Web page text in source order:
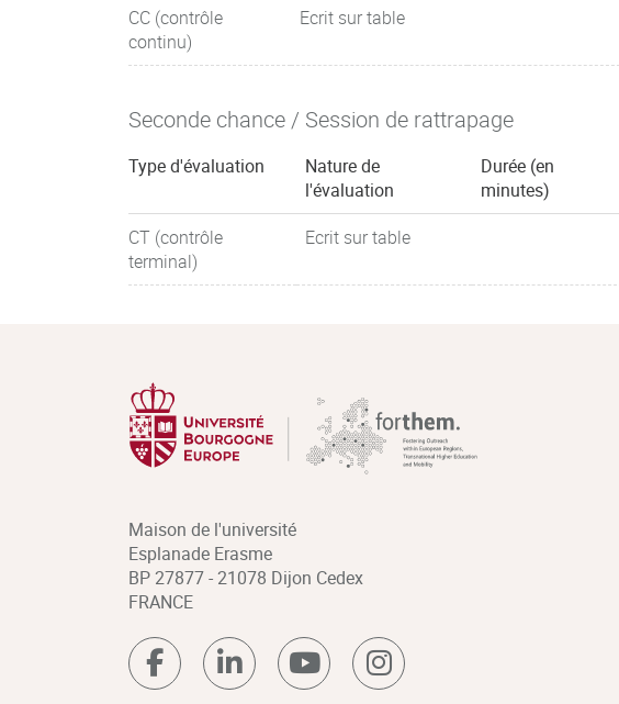
CC (contrôle
continu)
Ecrit sur table
Seconde chance / Session de rattrapage
Type d'évaluation
Nature de
l'évaluation
Durée (en
minutes)
CT (contrôle
terminal)
Ecrit sur table
Maison de l'université
Esplanade Erasme
BP 27877 - 21078 Dijon Cedex
FRANCE